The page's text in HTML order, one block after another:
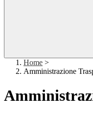
Home >
Amministrazione